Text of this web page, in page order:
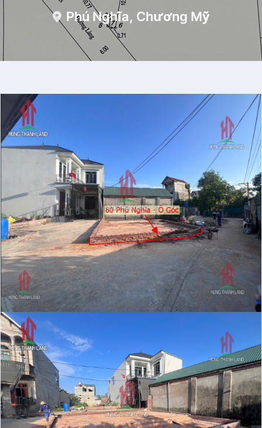
Phú Nghĩa, Chương Mỹ